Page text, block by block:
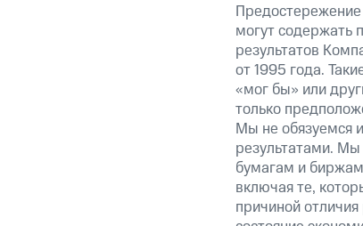
могут содержать
результатов
от 1995 года.
«мог бы» или
только
Мы не обязуемся
результатами.
бумагам и
включая те,
причиной